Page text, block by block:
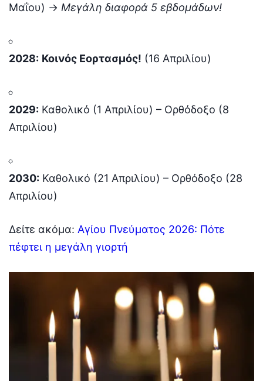
Μαΐου) -> Μεγάλη διαφορά 5 εβδομάδων!
2028: Κοινός Εορτασμός! (16 Απριλίου)
2029: Καθολικό (1 Απριλίου) – Ορθόδοξο (8
Απριλίου)
2030: Καθολικό (21 Απριλίου) – Ορθόδοξο (28
Απριλίου)
Δείτε ακόμα: Αγίου Πνεύματος 2026: Πότε
πέφτει η μεγάλη γιορτή